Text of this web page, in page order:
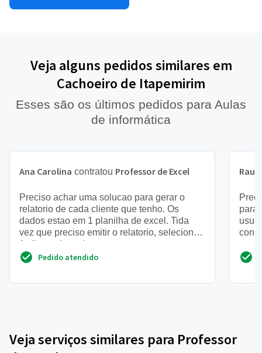
Veja alguns pedidos similares em
Cachoeiro de Itapemirim
Esses são os últimos pedidos para Aulas
de informática
Ana Carolina contratou Professor de Excel
Preciso achar uma solucao para gerar o
relatorio de cada cliente que tenho. Os
dados estao em 1 planilha de excel. Tida
vez que preciso emitir o relatorio, seleciono
1 cliente de cada vez...
Pedido atendido
Raul
para
Veja serviços similares para Professor